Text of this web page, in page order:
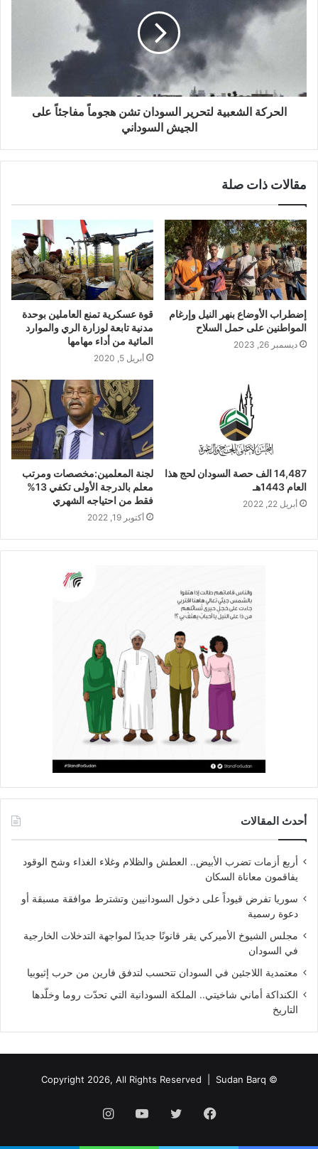
الحركة الشعبية لتحرير السودان تشن هجوماً مفاجئاً على
الجيش السوداني
مقالات ذات صلة
‏إضطراب الأوضاع بنهر النيل وإرغام
المواطنين على حمل السلاح
ديسمبر 26, 2023
قوة عسكرية تمنع العاملين بوحدة
مدنية تابعة لوزارة الري والموارد
المائية من أداء مهامها
أبريل 5, 2020
14,487 الف حصة السودان لحج هذا
العام 1443هـ
أبريل 22, 2022
لجنة المعلمين:مخصصات ومرتب
معلم بالدرجة الأولى تكفي 13%
فقط من احتياجه الشهري
أكتوبر 19, 2022
أحدث المقالات
أربع أزمات تضرب الأبيض.. العطش والظلام وغلاء الغذاء وشح الوقود
يفاقمون معاناة السكان
سوريا تفرض قيوداً على دخول السودانيين وتشترط موافقة مسبقة أو
دعوة رسمية
مجلس الشيوخ الأميركي يقر قانونًا جديدًا لمواجهة التدخلات الخارجية
في السودان
معتمدية اللاجئين في السودان تتحسب لتدفق فارين من حرب إثيوبيا
الكنداكة أماني شاخيتي.. الملكة السودانية التي تحدّت روما وخلّدها
التاريخ
© Copyright 2026, All Rights Reserved |
Sudan Barq
فيسبوك تويتر يوتيوبانستقرام